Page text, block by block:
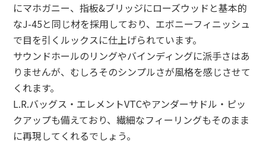
にマホガニー、指板&ブリッジにローズウッドと基本的
なJ-45と同じ材を採用しており、エボニーフィニッシュ
で目を引くルックスに仕上げられています。
サウンドホールのリングやバインディングに派手さはあ
りませんが、むしろそのシンプルさが風格を感じさせて
くれます。
L.R.バッグス・エレメントVTCやアンダーサドル・ピッ
クアップも備えており、繊細なフィーリングもそのまま
に再現してくれるでしょう。